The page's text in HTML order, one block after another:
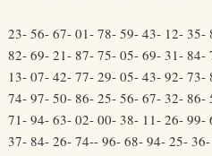
23- 56- 67- 01- 78- 59- 43- 12-
82- 69- 21- 87- 75- 05- 69- 31-
13- 07- 42- 77- 29- 05- 43- 92-
74- 97- 50- 86- 25- 56- 67- 32-
71- 94- 63- 02- 00- 38- 11- 26-
37- 84- 26- 74-- 96- 68- 94- 25-